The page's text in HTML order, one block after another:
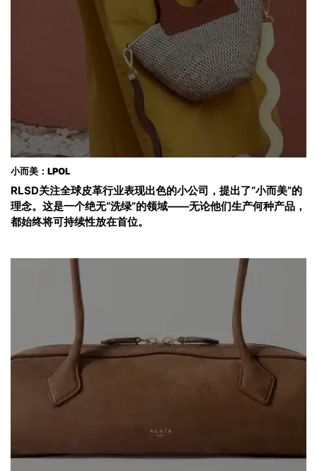
小而美：LPOL
RLSD关注全球皮革行业表现出色的小公司，提出了“小而美”的
理念。这是一个绝无“洗绿”的领域——无论他们生产何种产品，
都始终将可持续性放在首位。